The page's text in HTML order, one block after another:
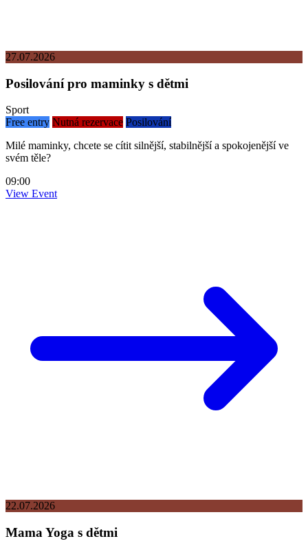
27.07.2026
Posilování pro maminky s dětmi
Sport
Free entry Nutná rezervace Posilování
Milé maminky, chcete se cítit silnější, stabilnější a spokojenější ve
svém těle?
09:00
View Event
22.07.2026
Mama Yoga s dětmi